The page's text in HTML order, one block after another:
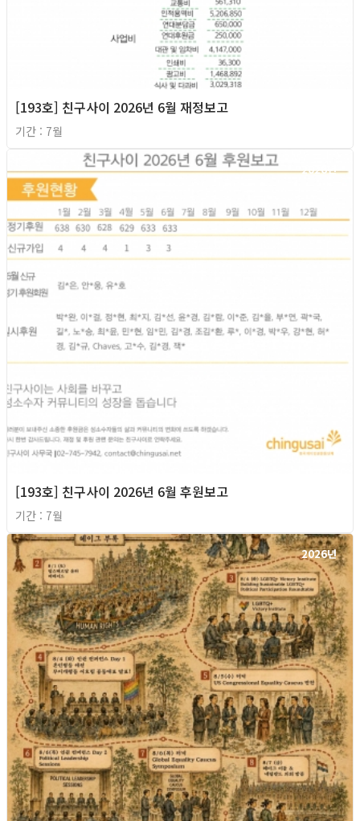
[193호] 친구사이 2026년 6월 재정보고
기간 : 7월
2026년
[193호] 친구사이 2026년 6월 후원보고
기간 : 7월
2026년